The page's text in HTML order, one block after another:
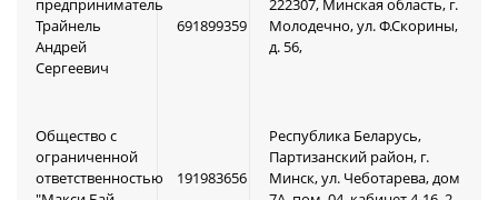
предприниматель
Трайнель
Андрей
Сергеевич
691899359
222307, Минская область, г.
Молодечно, ул. Ф.Скорины,
д. 56,
Общество с
ограниченной
ответственностью
191983656
Республика Беларусь,
Партизанский район, г.
Минск, ул. Чеботарева, дом